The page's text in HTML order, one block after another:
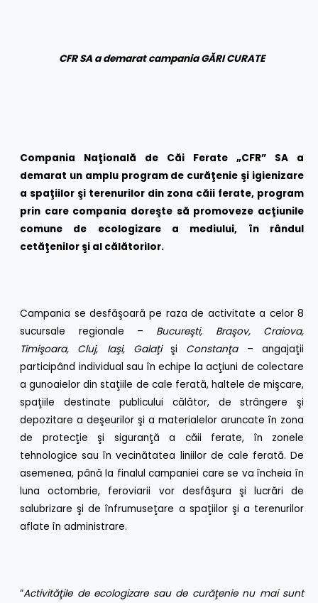
CFR SA a demarat campania GĂRI CURATE
Compania Naţională de Căi Ferate „CFR” SA a
demarat un amplu program de curăţenie şi igienizare
a spaţiilor şi terenurilor din zona căii ferate, program
prin care compania doreşte să promoveze acţiunile
comune de ecologizare a mediului, în rândul
cetăţenilor şi al călătorilor.
Campania se desfăşoară pe raza de activitate a celor 8
sucursale regionale – Bucureşti, Braşov, Craiova,
Timişoara, Cluj, Iaşi, Galaţişi Constanţa– angajaţii
participând individual sau în echipe la acţiuni de colectare
a gunoaielor din staţiile de cale ferată, haltele de mişcare,
spaţiile destinate publicului călător, de strângere şi
depozitare a deşeurilor şi a materialelor aruncate în zona
de protecţie şi siguranţă a căii ferate, în zonele
tehnologice sau în vecinătatea liniilor de cale ferată. De
asemenea, până la finalul campaniei care se va încheia în
luna octombrie, feroviarii vor desfăşura şi lucrări de
salubrizare şi de înfrumuseţare a spaţiilor şi a terenurilor
aflate în administrare.
“Activităţile de ecologizare sau de curăţenie nu mai sunt